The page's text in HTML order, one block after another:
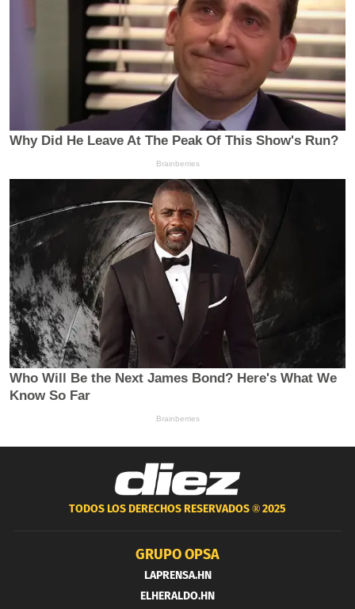
TODOS LOS DERECHOS RESERVADOS ®2025
GRUPO OPSA
LAPRENSA.HN
ELHERALDO.HN